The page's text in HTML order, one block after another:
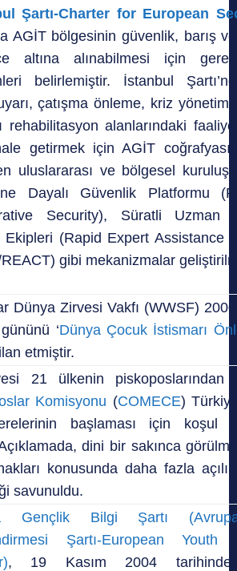
Şartı-Charter for European
AGİT bölgesinin güvenlik, barış ve
altına alınabilmesi için
belirlemiştir. İstanbul
çatışma önleme, kriz yönetimi
rehabilitasyon alanlarındaki
getirmek için AGİT
uluslararası ve bölgesel
Dayalı Güvenlik Platformu
Security), Süratli Uzman
Ekipleri (Rapid Expert Assistance
gibi mekanizmalar
Dünya Zirvesi Vakfı (WWSF) 2000
‘Dünya Çocuk İstismarı
etmiştir.
21 ülkenin
Komisyonu (COMECE)
başlaması için koşul
dini bir sakınca
konusunda daha fazla
savunuldu.
Gençlik Bilgi Şartı
Şartı-European Youth
, 19 Kasım 2004 tarihinde